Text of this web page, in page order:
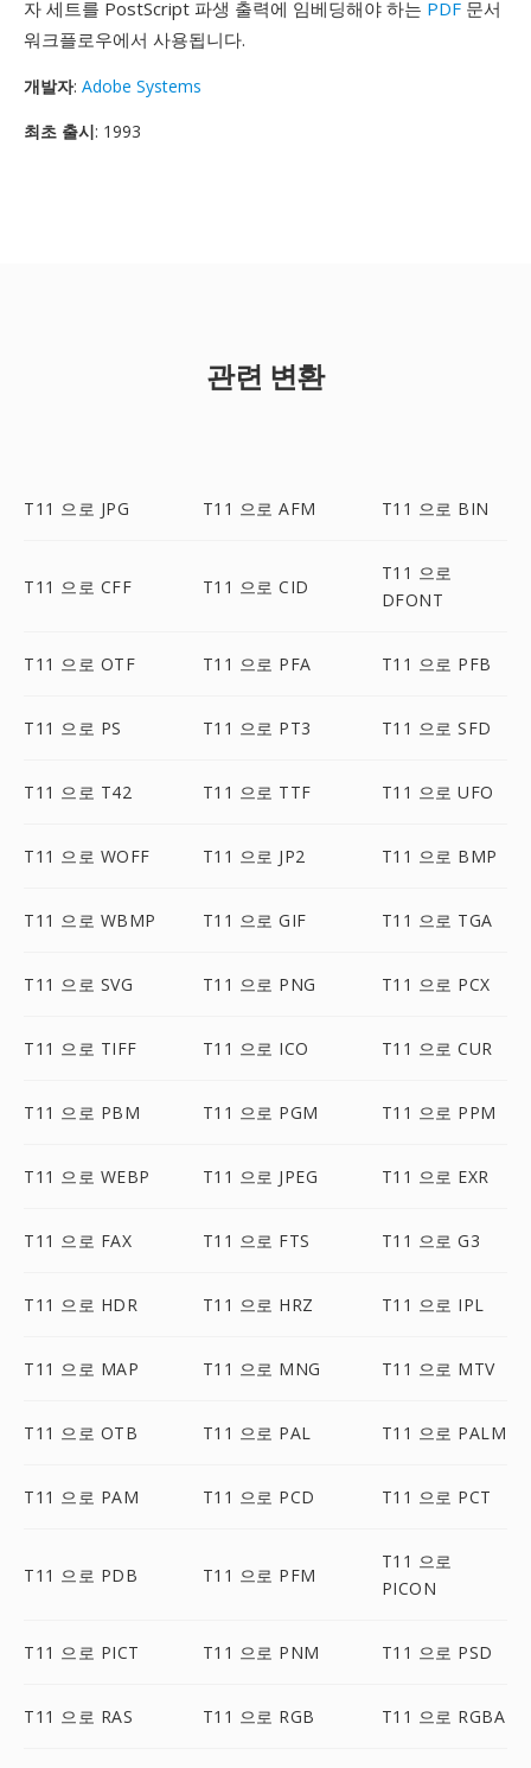
자 세트를 PostScript 파생 출력에 임베딩해야 하는 PDF 문서
워크플로우에서 사용됩니다.
개발자: Adobe Systems
최초 출시: 1993
관련 변환
T11 으로 JPG T11 으로 AFM T11 으로 BIN
T11 으로 CFF T11 으로 CID
T11 으로
DFONT
T11 으로 OTF T11 으로 PFA T11 으로 PFB
T11 으로 PS T11 으로 PT3 T11 으로 SFD
T11 으로 T42 T11 으로 TTF T11 으로 UFO
T11 으로 WOFF T11 으로 JP2 T11 으로 BMP
T11 으로 WBMP T11 으로 GIF T11 으로 TGA
T11 으로 SVG T11 으로 PNG T11 으로 PCX
T11 으로 TIFF T11 으로 ICO T11 으로 CUR
T11 으로 PBM T11 으로 PGM T11 으로 PPM
T11 으로 WEBP T11 으로 JPEG T11 으로 EXR
T11 으로 FAX T11 으로 FTS T11 으로 G3
T11 으로 HDR T11 으로 HRZ T11 으로 IPL
T11 으로 MAP T11 으로 MNG T11 으로 MTV
T11 으로 OTB T11 으로 PAL T11 으로 PALM
T11 으로 PAM T11 으로 PCD T11 으로 PCT
T11 으로 PDB T11 으로 PFM
T11 으로
PICON
T11 으로 PICT T11 으로 PNM T11 으로 PSD
T11 으로 RAS T11 으로 RGB T11 으로 RGBA